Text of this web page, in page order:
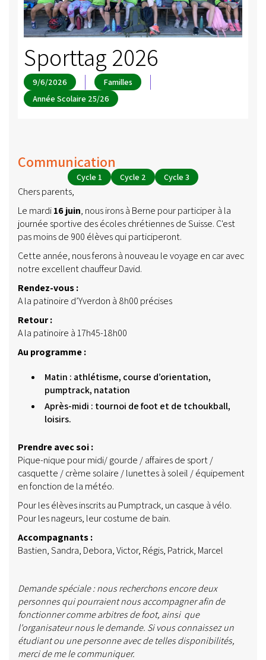
Sporttag 2026
9/6/2026
Familles
Année Scolaire 25/26
Communication
Cycle 1 Cycle 2 Cycle 3
Chers parents,
Le mardi16 juin, nous irons à Berne pour participer à la
journée sportive des écoles chrétiennes de Suisse. C'est
pas moins de 900 élèves qui participeront.
Cette année, nous ferons à nouveau le voyage en car avec
notre excellent chauffeur David.
Rendez-vous :
A la patinoire d’Yverdon à 8h00 précises
Retour :
A la patinoire à 17h45-18h00
Au programme :
Matin : athlétisme, course d’orientation,
pumptrack, natation
Après-midi : tournoi de foot et de tchoukball,
loisirs.
Prendre avec soi :
Pique-nique pour midi/ gourde / affaires de sport /
casquette / crème solaire / lunettes à soleil / équipement
en fonction de la météo.
Pour les élèves inscrits au Pumptrack, un casque à vélo.
Pour les nageurs, leur costume de bain.
Accompagnants :
Bastien, Sandra, Debora, Victor, Régis, Patrick, Marcel
Demande spéciale : nous recherchons encore deux
personnes qui pourraient nous accompagner afin de
fonctionner comme arbitres de foot, ainsi que
l'organisateur nous le demande. Si vous connaissez un
étudiant ou une personne avec de telles disponibilités,
merci de me le communiquer.